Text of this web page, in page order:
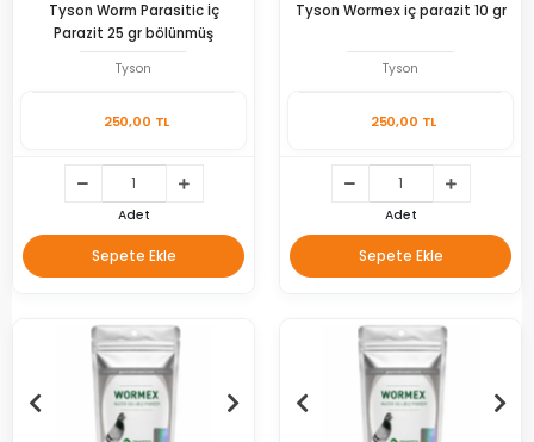
Tyson Worm Parasitic İç
Parazit 25 gr bölünmüş
Tyson
250,00 TL
Adet
Sepete Ekle
Tyson Wormex iç parazit 10 gr
Tyson
250,00 TL
Adet
Sepete Ekle